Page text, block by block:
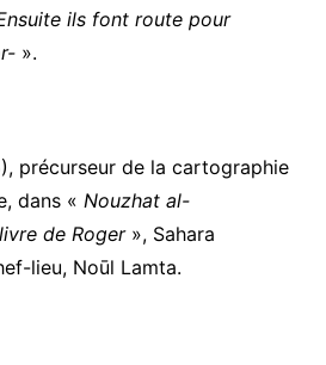
ils font route pour
».
précurseur de la cartographie
dans « Nouzhat al-
de Roger», Sahara
lieu, Noūl Lamta.